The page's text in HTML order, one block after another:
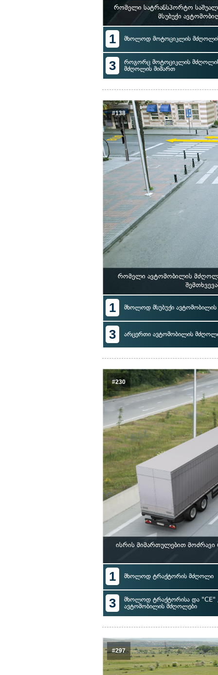
რომელი სატრანსპორტო
მსუბუქი
1 მხოლოდ მოტოციკლის
3
როგორც მოტოციკლის მძღოლის,
მძღოლის მიმართ
#138
რომელი ავტომობილის მძღოლი
1 მხოლოდ მსუბუქი
3 არცერთი ავტომობილის
#230
ისრის მიმართულებით
1 მხოლოდ ტრაქტორის მძღოლი
3
მხოლოდ ტრაქტორისა და "CE"
ავტომობილის მძღოლები
#297